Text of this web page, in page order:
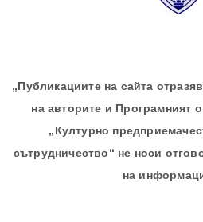
„Публикациите на сайта
на авторите и Програмният
„Културно
сътрудничество“ не носи
на